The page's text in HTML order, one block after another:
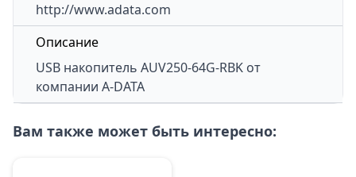
http://www.adata.com
Описание
USB накопитель AUV250-64G-RBK от
компании A-DATA
Вам также может быть интересно: